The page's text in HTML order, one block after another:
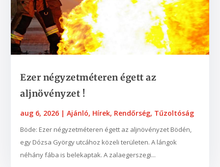
Ezer négyzetméteren égett az
aljnövényzet !
aug 6, 2026 |Ajánló, Hírek, Rendőrség, Tűzoltóság
Böde: Ezer négyzetméteren égett az aljnövényzet Bödén,
egy Dózsa György utcához közeli területen. A lángok
néhány fába is belekaptak. A zalaegerszegi...